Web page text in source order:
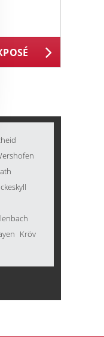
Kröv